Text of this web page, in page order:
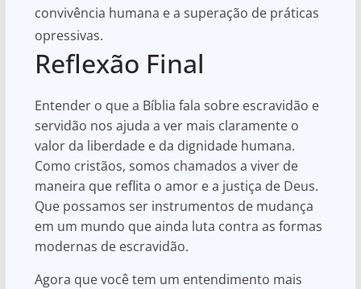
convivência humana e a superação de práticas
opressivas.
Reflexão Final
Entender o que a Bíblia fala sobre escravidão e
servidão nos ajuda a ver mais claramente o
valor da liberdade e da dignidade humana.
Como cristãos, somos chamados a viver de
maneira que reflita o amor e a justiça de Deus.
Que possamos ser instrumentos de mudança
em um mundo que ainda luta contra as formas
modernas de escravidão.
Agora que você tem um entendimento mais